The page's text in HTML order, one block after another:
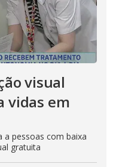
visual
vidas em
a pessoas com baixa
gratuita